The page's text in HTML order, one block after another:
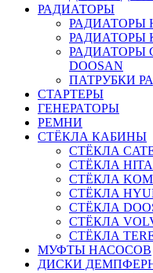
РАДИАТОРЫ
РАДИАТОРЫ
РАДИАТОРЫ
РАДИАТОРЫ
DOOSAN
ПАТРУБКИ
СТАРТЕРЫ
ГЕНЕРАТОРЫ
РЕМНИ
СТЁКЛА КАБИНЫ
СТЁКЛА
СТЁКЛА
СТЁКЛА
СТЁКЛА
СТЁКЛА
СТЁКЛА
СТЁКЛА
МУФТЫ НАСОСОВ
ДИСКИ